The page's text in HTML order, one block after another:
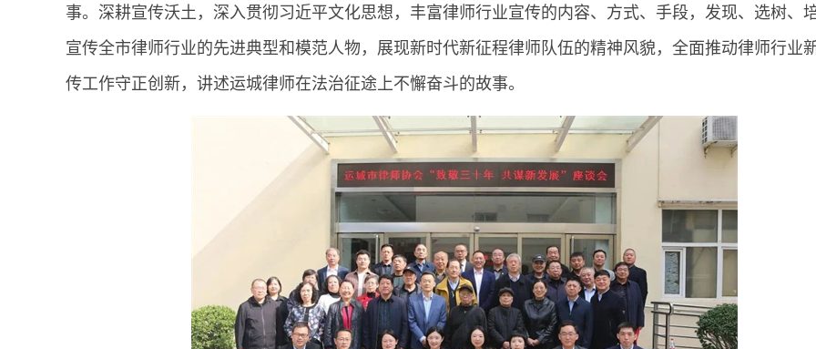
事。深耕宣传沃土，深入贯彻习近平文化思想，丰富律师行业宣传的内容、方式、手段，发现、选树、培
宣传全市律师行业的先进典型和模范人物，展现新时代新征程律师队伍的精神风貌，全面推动律师行业
传工作守正创新，讲述运城律师在法治征途上不懈奋斗的故事。